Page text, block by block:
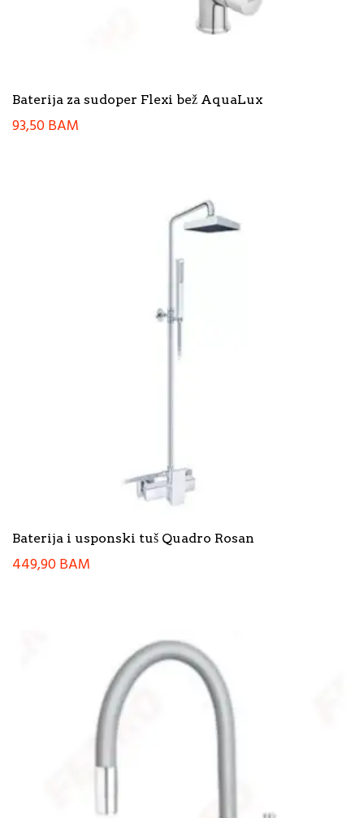
Baterija za sudoper Flexi bež AquaLux
93,50BAM
Baterija i usponski tuš Quadro Rosan
449,90BAM